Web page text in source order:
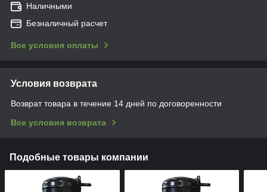
Наличными
Безналичный расчет
Все условия оплаты
Условия возврата
Возврат товара в течение 14 дней по договоренности
Все условия возврата
Подобные товары компании